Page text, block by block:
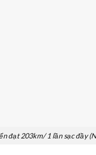
đạt 203km/ 1 lần sạc đầy